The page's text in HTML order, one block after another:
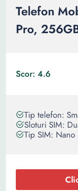
Telefon
Pro,
Scor: 4.6
Tip telefon:
Sloturi SIM:
Tip SIM: Nano